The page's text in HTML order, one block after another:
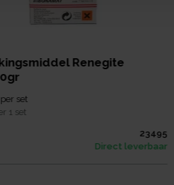
Renegite
per set
1 set
23495
Direct leverbaar